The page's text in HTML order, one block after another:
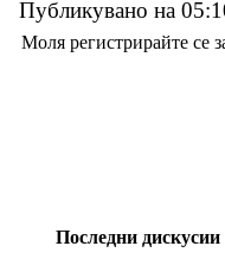
Публикувано на
Моля регистрирайте се
Последни